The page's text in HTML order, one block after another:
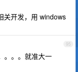
关开发，用 windows
95
。。。就准大一